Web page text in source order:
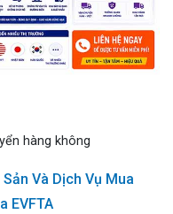
hàng không
Và Dịch Vụ Mua
EVFTA